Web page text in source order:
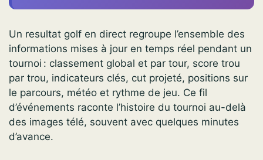
Un resultat golf en direct regroupe l’ensemble des
informations mises à jour en temps réel pendant un
tournoi : classement global et par tour, score trou
par trou, indicateurs clés, cut projeté, positions sur
le parcours, météo et rythme de jeu. Ce fil
d’événements raconte l’histoire du tournoi au-delà
des images télé, souvent avec quelques minutes
d’avance.